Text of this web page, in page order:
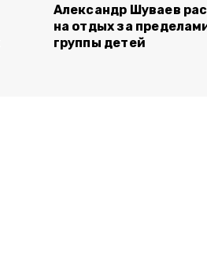
Александр Шуваев
на отдых за
группы детей